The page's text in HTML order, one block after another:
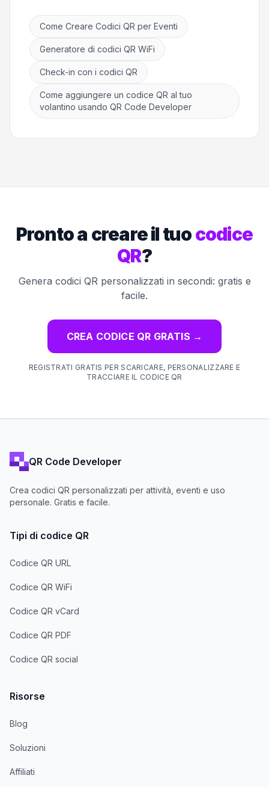
Come Creare Codici QR per Eventi
Generatore di codici QR WiFi
Check-in con i codici QR
Come aggiungere un codice QR al tuo
volantino usando QR Code Developer
Pronto a creare il tuocodice
QR?
Genera codici QR personalizzati in secondi: gratis e
facile.
CREA CODICE QR GRATIS →
REGISTRATI GRATIS PER SCARICARE, PERSONALIZZARE E
TRACCIARE IL CODICE QR
QR Code Developer
Crea codici QR personalizzati per attività, eventi e uso
personale. Gratis e facile.
Tipi di codice QR
Codice QR URL
Codice QR WiFi
Codice QR vCard
Codice QR PDF
Codice QR social
Risorse
Blog
Soluzioni
Affiliati